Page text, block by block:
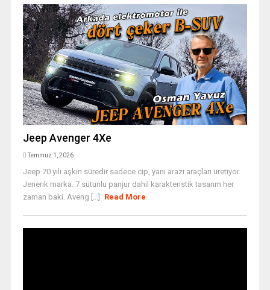
Jeep Avenger 4Xe
Temmuz 1, 2026
Jeep 70 yılı aşkın süredir sadece cip, yani arazi araçları üretiyor.
Jenerik marka. 7 sütunlu panjur dahil karakteristik tasarım her
zaman baki. Aveng [...]
Read More